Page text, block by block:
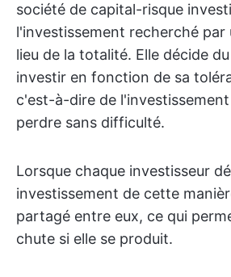
société de capital-risque
l'investissement recherché
lieu de la totalité. Elle décide
investir en fonction de sa
c'est-à-dire de
perdre sans difficulté.
Lorsque chaque investisseur
investissement de cette
partagé entre eux, ce qui
chute si elle se produit.